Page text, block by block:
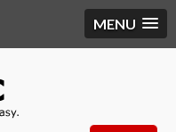
MENU